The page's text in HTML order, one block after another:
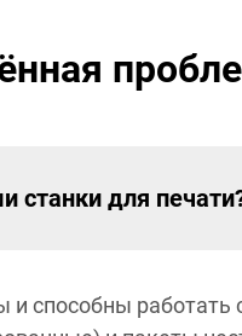
станки для
и способны